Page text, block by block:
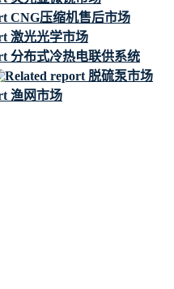
CNG压缩机售后市场
激光光学市场
分布式冷热电联供系统
脱硫泵市场
渔网市场